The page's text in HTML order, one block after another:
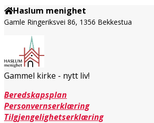
Haslum menighet
Gamle Ringeriksvei 86, 1356 Bekkestua
Gammel kirke - nytt liv!
Beredskapsplan
Personvernserklæring
Tilgjengelighetserklæring